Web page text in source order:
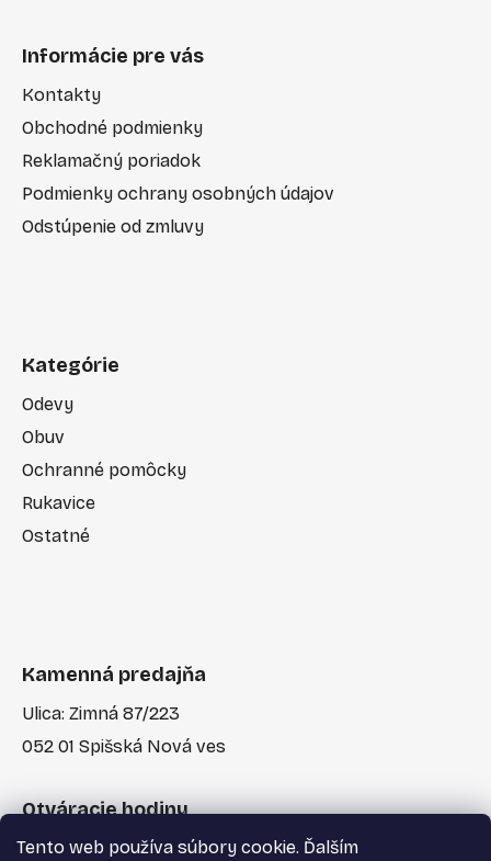
Tento web používa súbory cookie. Ďalším
Informácie pre vás
Kontakty
Obchodné podmienky
Reklamačný poriadok
Podmienky ochrany osobných údajov
Odstúpenie od zmluvy
Kategórie
Odevy
Obuv
Ochranné pomôcky
Rukavice
Ostatné
Kamenná predajňa
Ulica: Zimná 87/223
052 01 Spišská Nová ves
Otváracie hodiny
Po-Pia: 7:30 - 17:00